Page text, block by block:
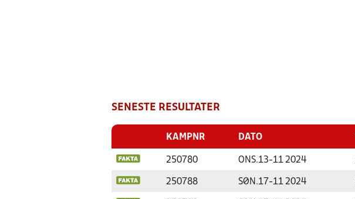
SENESTE RESULTATER
KAMPNR DATO
250780 ONS.13-11 2024
250788 SØN.17-11 2024